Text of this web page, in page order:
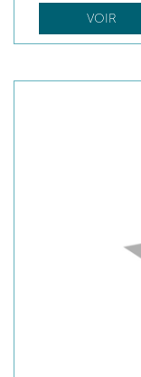
VOIR